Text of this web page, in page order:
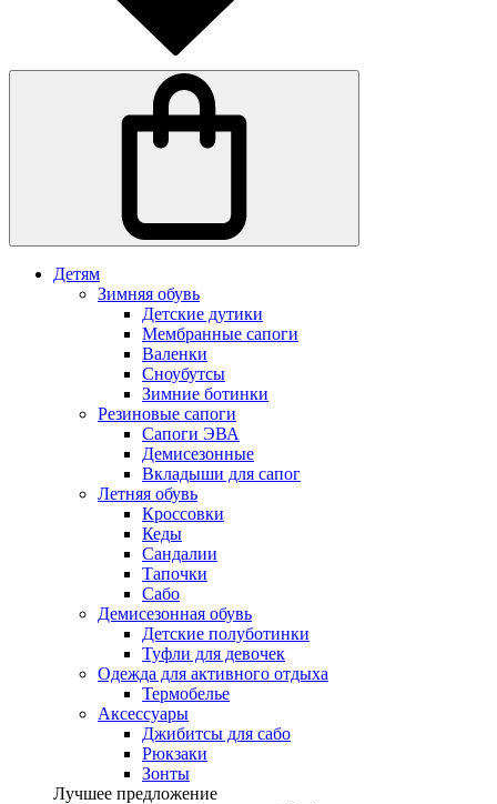
Детям
Зимняя обувь
Детские дутики
Мембранные сапоги
Валенки
Сноубутсы
Зимние ботинки
Резиновые сапоги
Сапоги ЭВА
Демисезонные
Вкладыши для сапог
Летняя обувь
Кроссовки
Кеды
Сандалии
Тапочки
Сабо
Демисезонная обувь
Детские полуботинки
Туфли для девочек
Одежда для активного отдыха
Термобелье
Аксессуары
Джибитсы для сабо
Рюкзаки
Зонты
Лучшее предложение